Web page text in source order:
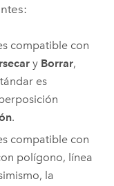
compatible con
y Borrar,
es
.
compatible con
polígono, línea
la